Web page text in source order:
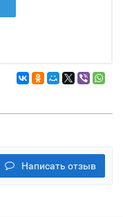
Написать отзыв